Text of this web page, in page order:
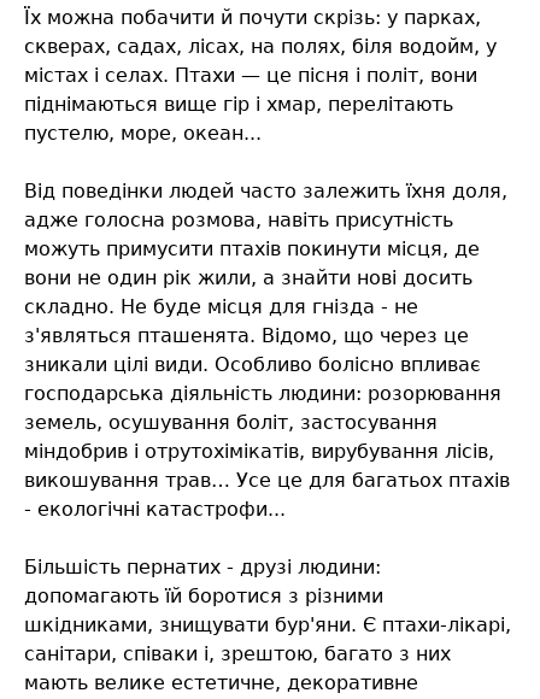
Їх можна побачити й почути скрізь: у парках,
скверах, садах, лісах, на полях, біля водойм, у
містах і селах. Птахи — це пісня і політ, вони
піднімаються вище гір і хмар, перелітають
пустелю, море, океан...
Від поведінки людей часто залежить їхня доля,
адже голосна розмова, навіть присутність
можуть примусити птахів покинути місця, де
вони не один рік жили, а знайти нові досить
складно. Не буде місця для гнізда - не
з'являться пташенята. Відомо, що через це
зникали цілі види. Особливо болісно впливає
господарська діяльність людини: розорювання
земель, осушування боліт, застосування
міндобрив і отрутохімікатів, вирубування лісів,
викошування трав… Усе це для багатьох птахів
- екологічні катастрофи...
Більшість пернатих - друзі людини:
допомагають їй боротися з різними
шкідниками, знищувати бур'яни. Є птахи-лікарі,
санітари, співаки і, зрештою, багато з них
мають велике естетичне, декоративне